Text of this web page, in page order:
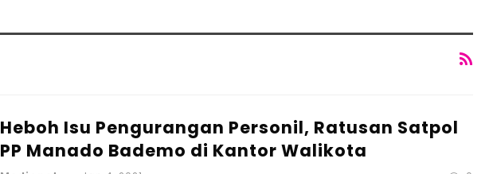
Heboh Isu Pengurangan Personil, Ratusan Satpol
PP Manado Bademo di Kantor Walikota